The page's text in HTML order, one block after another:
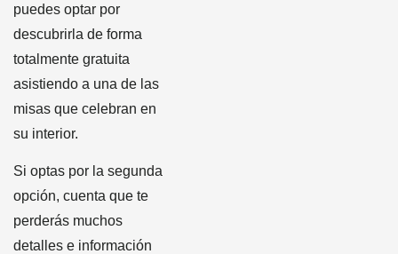
puedes optar por
descubrirla de forma
totalmente gratuita
asistiendo a una de las
misas que celebran en
su interior.
Si optas por la segunda
opción, cuenta que te
perderás muchos
detalles e información